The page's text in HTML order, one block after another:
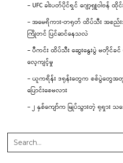
– UFC ခါးပတ်ပိုင်ရှင် ဂျော့ရှူဝါဗန်
– အမေရိကား-တရုတ် ထိပ်သီး အစည်
ကြိုတင် ပြင်ဆင်နေသလဲ
– ပီကင်း ထိပ်သီး ဆွေးနွေးပွဲ မတိုင်ခ
လေ့ကျင့်မှု
– ယူကရိန်း ဒရုန်းတွေက စစ်ပွဲတွေ
ပြောင်းစေမလား
– ၂ နှစ်ကျော်က မြုပ်သွားတဲ့ ရုရှား